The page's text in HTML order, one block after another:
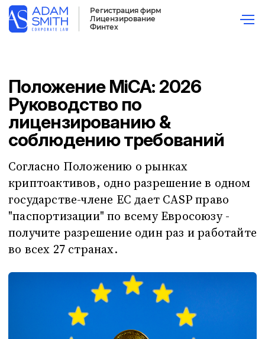
Регистрация фирм
Лицензирование
Финтех
ГЛАВНАЯ НОВОСТИ И СТАТЬИ
Обновлено:15 January 2026
Положение MiCA: 2026
Руководство по
лицензированию &
соблюдению требований
Согласно Положению о рынках
криптоактивов, одно разрешение в одном
государстве-члене ЕС дает CASP право
"паспортизации" по всему Евросоюзу -
получите разрешение один раз и работайте
во всех 27 странах.